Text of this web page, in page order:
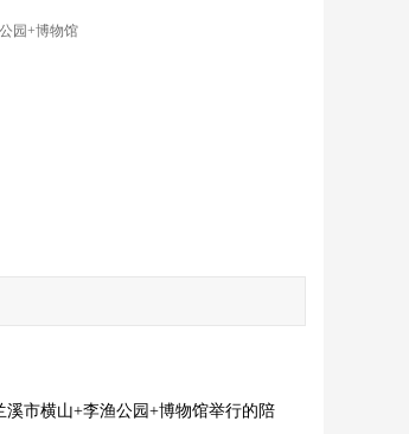
园+博物馆
市横山+李渔公园+博物馆举行的陪